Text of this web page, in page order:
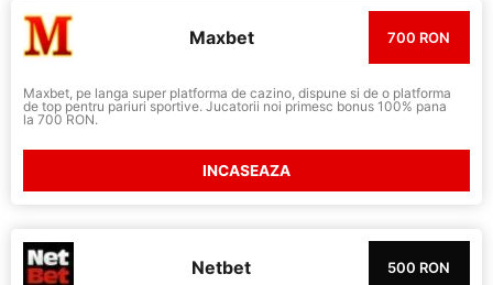
Maxbet 700 RON
Maxbet, pe langa super platforma de cazino, dispune si de o platforma
de top pentru pariuri sportive. Jucatorii noi primesc bonus 100% pana
la 700 RON.
INCASEAZA
Netbet 500 RON